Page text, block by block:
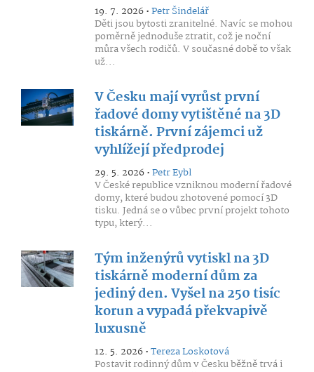
19. 7. 2026 •Petr Šindelář
Děti jsou bytosti zranitelné. Navíc se mohou
poměrně jednoduše ztratit, což je noční
můra všech rodičů. V současné době to však
už...
V Česku mají vyrůst první
řadové domy vytištěné na 3D
tiskárně. První zájemci už
vyhlížejí předprodej
29. 5. 2026 •Petr Eybl
V České republice vzniknou moderní řadové
domy, které budou zhotovené pomocí 3D
tisku. Jedná se o vůbec první projekt tohoto
typu, který...
Tým inženýrů vytiskl na 3D
tiskárně moderní dům za
jediný den. Vyšel na 250 tisíc
korun a vypadá překvapivě
luxusně
12. 5. 2026 •Tereza Loskotová
Postavit rodinný dům v Česku běžně trvá i